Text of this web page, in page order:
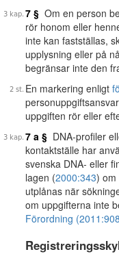
7 § Om en person
rör honom eller
inte kan fastställas,
upplysning eller på
begränsar inte den
En markering enligt
uppgiften rör eller
7 a § DNA-profiler
kontaktställe har
svenska DNA- eller
lagen (2000:343) om
utplånas när
om uppgifterna inte
Förordning